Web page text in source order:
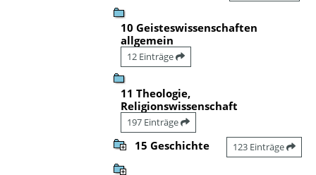
10 Geisteswissenschaften
allgemein
12 Einträge
11 Theologie,
Religionswissenschaft
197 Einträge
15 Geschichte 123 Einträge